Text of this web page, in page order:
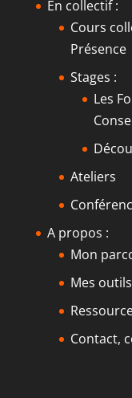
En collectif :
Cours
Présence
Stages :
Les
Ateliers
A propos :
Mon
Mes outils
Contact,